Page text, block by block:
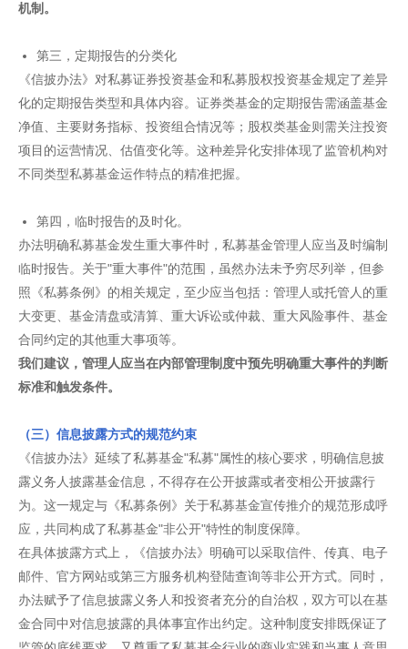
机制。
第三，定期报告的分类化
《信披办法》对私募证券投资基金和私募股权投资基金规定了差异
化的定期报告类型和具体内容。证券类基金的定期报告需涵盖基金
净值、主要财务指标、投资组合情况等；股权类基金则需关注投资
项目的运营情况、估值变化等。这种差异化安排体现了监管机构对
不同类型私募基金运作特点的精准把握。
第四，临时报告的及时化。
办法明确私募基金发生重大事件时，私募基金管理人应当及时编制
临时报告。关于"重大事件"的范围，虽然办法未予穷尽列举，但参
照《私募条例》的相关规定，至少应当包括：管理人或托管人的重
大变更、基金清盘或清算、重大诉讼或仲裁、重大风险事件、基金
合同约定的其他重大事项等。
我们建议，管理人应当在内部管理制度中预先明确重大事件的判断
标准和触发条件。
（三）信息披露方式的规范约束
《信披办法》延续了私募基金"私募"属性的核心要求，明确信息披
露义务人披露基金信息，不得存在公开披露或者变相公开披露行
为。这一规定与《私募条例》关于私募基金宣传推介的规范形成呼
应，共同构成了私募基金"非公开"特性的制度保障。
在具体披露方式上，《信披办法》明确可以采取信件、传真、电子
邮件、官方网站或第三方服务机构登陆查询等非公开方式。同时，
办法赋予了信息披露义务人和投资者充分的自治权，双方可以在基
金合同中对信息披露的具体事宜作出约定。这种制度安排既保证了